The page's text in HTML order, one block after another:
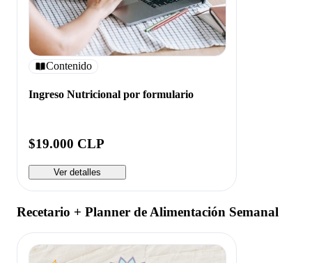
Contenido
Ingreso Nutricional por formulario
$19.000 CLP
Ver detalles
Recetario + Planner de Alimentación Semanal